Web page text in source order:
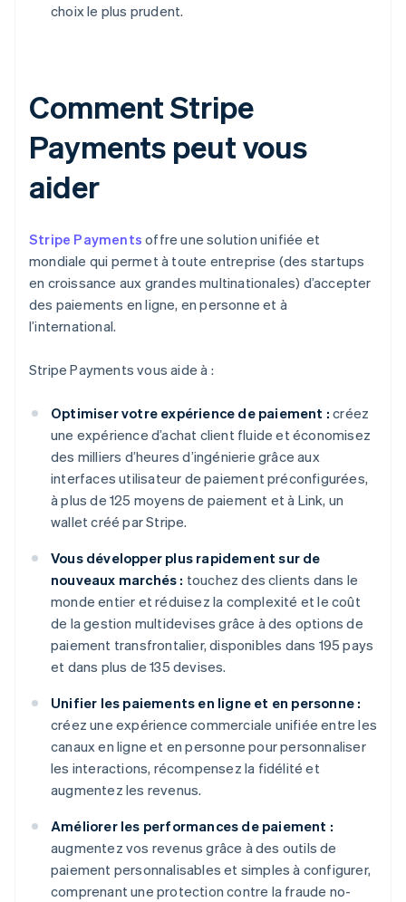
choix le plus prudent.
Comment Stripe
Payments peut vous
aider
Stripe Payments offre une solution unifiée et
mondiale qui permet à toute entreprise (des startups
en croissance aux grandes multinationales) d’accepter
des paiements en ligne, en personne et à
l’international.
Stripe Payments vous aide à :
Optimiser votre expérience de paiement : créez
une expérience d’achat client fluide et économisez
des milliers d’heures d’ingénierie grâce aux
interfaces utilisateur de paiement préconfigurées,
à plus de 125 moyens de paiement et à Link, un
wallet créé par Stripe.
Vous développer plus rapidement sur de
nouveaux marchés : touchez des clients dans le
monde entier et réduisez la complexité et le coût
de la gestion multidevises grâce à des options de
paiement transfrontalier, disponibles dans 195 pays
et dans plus de 135 devises.
Unifier les paiements en ligne et en personne :
créez une expérience commerciale unifiée entre les
canaux en ligne et en personne pour personnaliser
les interactions, récompensez la fidélité et
augmentez les revenus.
Améliorer les performances de paiement :
augmentez vos revenus grâce à des outils de
paiement personnalisables et simples à configurer,
comprenant une protection contre la fraude no-